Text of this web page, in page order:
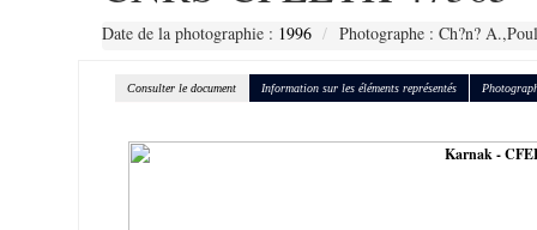
Date de la photographie : 1996 Photographe : Ch?n?
Consulter le document Information sur les éléments représentés